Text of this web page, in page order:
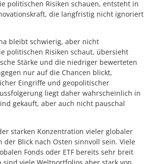
politischen Risiken schauen, entsteht in
die langfristig nicht ignoriert
bleibt schwierig, aber nicht
politischen Risiken schaut, übersieht
Stärke und die niedriger bewerteten
nur auf die Chancen blickt,
Eingriffe und geopolitischer
liegt daher wahrscheinlich in
gekauft, aber auch nicht pauschal
starken Konzentration vieler globaler
der Blick nach Osten sinnvoll sein. Viele
Fonds oder ETF bereits sehr breit